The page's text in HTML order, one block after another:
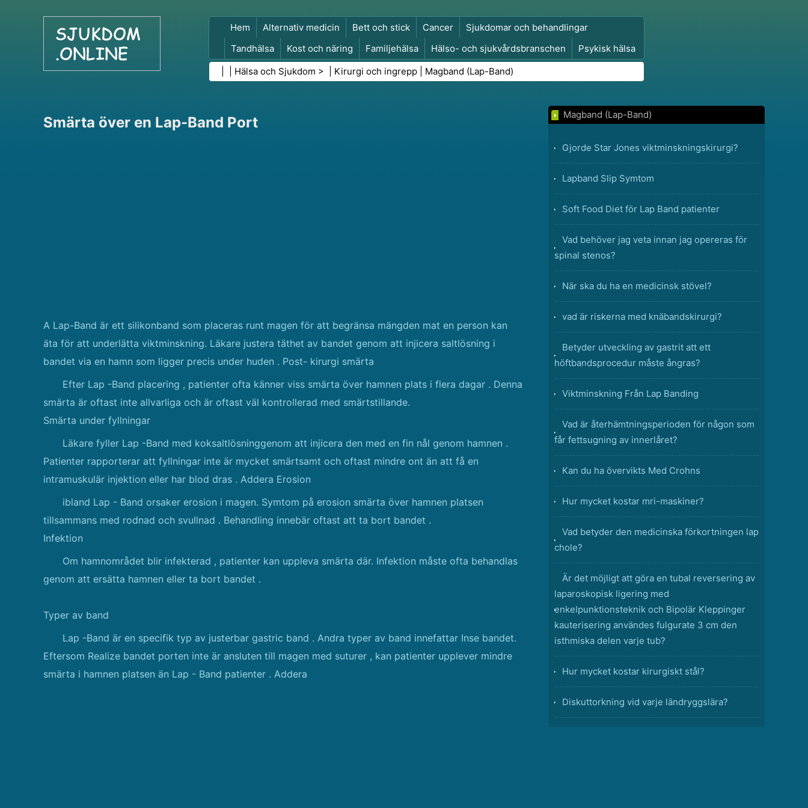
Hem Alternativ medicin Bett och stick Cancer
Sjukdomar och behandlingar
Tandhälsa
Kost och näring Familjehälsa Hälso- och sjukvårdsbranschen
Psykisk hälsa
Folkhälsa och säkerhet
Kirurgi och ingrepp Hälsa
Hälsa och Sjukdom > | Kirurgi och ingrepp Magband (Lap-Band)
Smärta över en Lap-Band Port
A Lap-Band är ett silikonband som placeras runt magen för att begränsa mängden mat en person kan
äta för att underlätta viktminskning. Läkare justera täthet av bandet genom att injicera saltlösning i
bandet via en hamn som ligger precis under huden . Post- kirurgi smärta
Efter Lap -Band placering , patienter ofta känner viss smärta över hamnen plats i flera dagar . Denna
smärta är oftast inte allvarliga och är oftast väl kontrollerad med smärtstillande.
Smärta under fyllningar
Läkare fyller Lap -Band med koksaltlösninggenom att injicera den med en fin nål genom hamnen .
Patienter rapporterar att fyllningar inte är mycket smärtsamt och oftast mindre ont än att få en
intramuskulär injektion eller har blod dras . Addera Erosion
ibland Lap - Band orsaker erosion i magen. Symtom på erosion smärta över hamnen platsen
tillsammans med rodnad och svullnad . Behandling innebär oftast att ta bort bandet .
Infektion
Om hamnområdet blir infekterad , patienter kan uppleva smärta där. Infektion måste ofta behandlas
genom att ersätta hamnen eller ta bort bandet .
Typer av band
Lap -Band är en specifik typ av justerbar gastric band . Andra typer av band innefattar Inse bandet.
Eftersom Realize bandet porten inte är ansluten till magen med suturer , kan patienter upplever mindre
smärta i hamnen platsen än Lap - Band patienter . Addera
Magband (Lap-Band)
Gjorde Star Jones viktminskningskirurgi?
Lapband Slip Symtom
Soft Food Diet för Lap Band patienter
Vad behöver jag veta innan jag opereras för
spinal stenos?
När ska du ha en medicinsk stövel?
vad är riskerna med knäbandskirurgi?
Betyder utveckling av gastrit att ett
höftbandsprocedur måste ångras?
Viktminskning Från Lap Banding
Vad är återhämtningsperioden för någon som
får fettsugning av innerlåret?
Kan du ha övervikts Med Crohns
Hur mycket kostar mri-maskiner?
Vad betyder den medicinska förkortningen lap
chole?
Är det möjligt att göra en tubal reversering av
laparoskopisk ligering med
enkelpunktionsteknik och Bipolär Kleppinger
kauterisering användes fulgurate 3 cm den
isthmiska delen varje tub?
Hur mycket kostar kirurgiskt stål?
Diskuttorkning vid varje ländryggslära?